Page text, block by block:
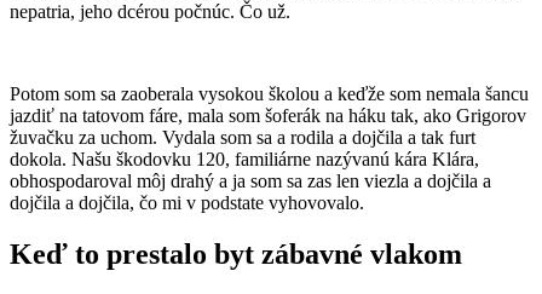
nepatria, jeho dcérou počnúc. Čo už.
Potom som sa zaoberala vysokou školou a keďže som nemala šancu
jazdiť na tatovom fáre, mala som šoferák na háku tak, ako Grigorov
žuvačku za uchom. Vydala som sa a rodila a dojčila a tak furt
dokola. Našu škodovku 120, familiárne nazývanú kára Klára,
obhospodaroval môj drahý a ja som sa zas len viezla a dojčila a
dojčila a dojčila, čo mi v podstate vyhovovalo.
Keď to prestalo byt zábavné vlakom